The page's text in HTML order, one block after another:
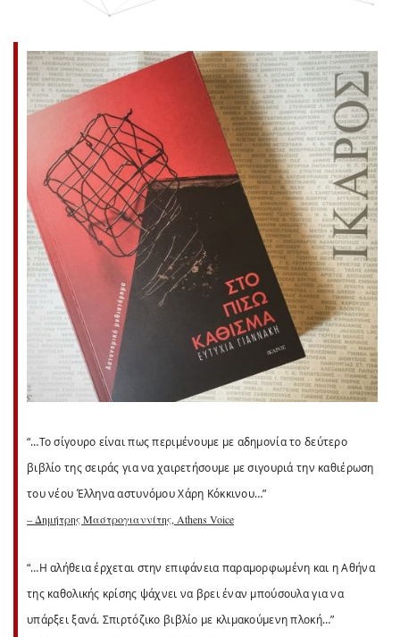
“…Το σίγουρο είναι πως περιμένουμε με αδημονία το δεύτερο
βιβλίο της σειράς για να χαιρετήσουμε με σιγουριά την καθιέρωση
του νέου Έλληνα αστυνόμου Χάρη Κόκκινου…”
– Δημήτρης Μαστρογιαννίτης, Athens Voice
“…Η αλήθεια έρχεται στην επιφάνεια παραμορφωμένη και η Αθήνα
της καθολικής κρίσης ψάχνει να βρει έναν μπούσουλα για να
υπάρξει ξανά. Σπιρτόζικο βιβλίο με κλιμακούμενη πλοκή…”